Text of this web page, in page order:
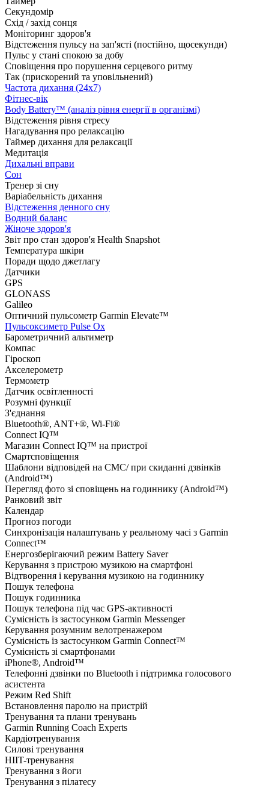
Секундомір
Схід / захід сонця
Моніторинг здоров'я
Відстеження пульсу на зап'ясті (постійно, щосекунди)
Пульс у стані спокою за добу
Сповіщення про порушення серцевого ритму
Так (прискорений та уповільнений)
Частота дихання (24x7)
Фітнес-вік
Body Battery™ (аналіз рівня енергії в організмі)
Відстеження рівня стресу
Нагадування про релаксацію
Таймер дихання для релаксації
Медитація
Дихальні вправи
Сон
Тренер зі сну
Варіабельність дихання
Відстеження денного сну
Водний баланс
Жіноче здоров'я
Звіт про стан здоров'я Health Snapshot
Температура шкіри
Поради щодо джетлагу
Датчики
GPS
GLONASS
Galileo
Оптичний пульсометр Garmin Elevate™
Пульсоксиметр Pulse Ox
Барометричний альтиметр
Компас
Гіроскоп
Акселерометр
Термометр
Датчик освітленності
Розумні функції
З'єднання
Bluetooth®, ANT+®, Wi-Fi®
Connect IQ™
Магазин Connect IQ™ на пристрої
Смартсповіщення
Шаблони відповідей на СМС/ при скиданні дзвінків
(Android™)
Перегляд фото зі сповіщень на годиннику (Android™)
Ранковий звіт
Календар
Прогноз погоди
Синхронізація налаштувань у реальному часі з Garmin
Connect™
Енергозберігаючий режим Battery Saver
Керування з пристрою музикою на смартфоні
Відтворення і керування музикою на годиннику
Пошук телефона
Пошук годинника
Пошук телефона під час GPS-активності
Сумісність із застосунком Garmin Messenger
Керування розумним велотренажером
Сумісність із застосунком Garmin Connect™
Сумісність зі смартфонами
iPhone®, Android™
Телефонні дзвінки по Bluetooth і підтримка голосового
асистента
Режим Red Shift
Встановлення паролю на пристрій
Тренування та плани тренувань
Garmin Running Coach Experts
Кардіотренування
Силові тренування
HIIT-тренування
Тренування з йоги
Тренування з пілатесу